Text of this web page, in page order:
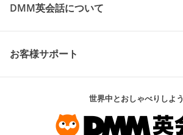
DMM英会話について
お客様サポート
世界中とおしゃべりしよう